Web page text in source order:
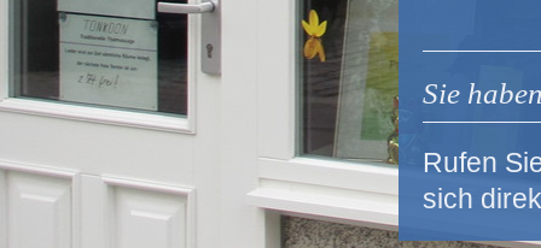
Sie
Rufen
sich